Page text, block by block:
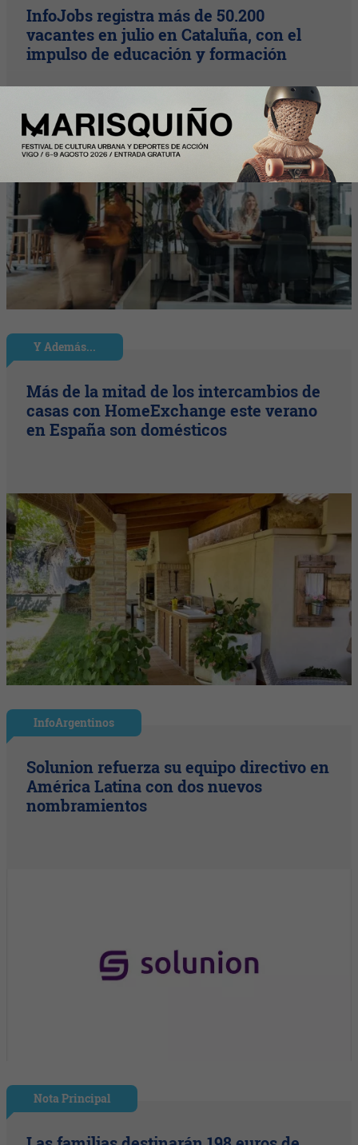
InfoJobs registra más de 50.200
vacantes en julio en Cataluña, con el
impulso de educación y formación
Y Además...
Más de la mitad de los intercambios de
casas con HomeExchange este verano
en España son domésticos
InfoArgentinos
Solunion refuerza su equipo directivo en
América Latina con dos nuevos
nombramientos
Nota Principal